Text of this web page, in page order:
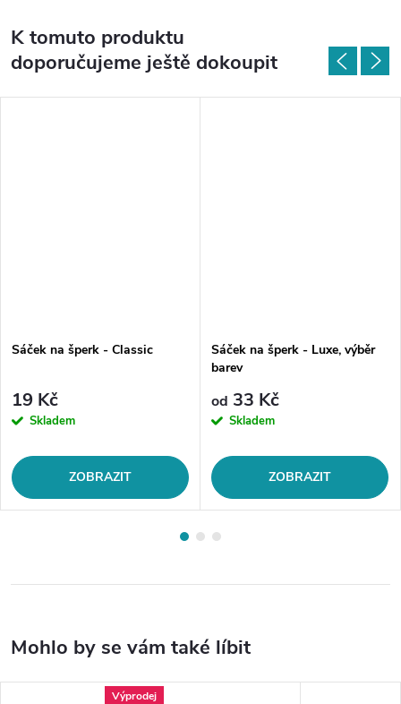
K tomuto produktu
doporučujeme ještě dokoupit
Sáček na šperk - Classic
19 Kč
Skladem
ZOBRAZIT
Sáček na šperk - Luxe, výběr
barev
od 33 Kč
Skladem
ZOBRAZIT
Výprodej